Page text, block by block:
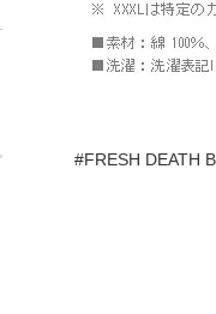
#FRESH DEATH